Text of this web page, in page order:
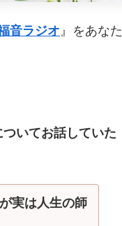
音ラジオ 』をあなた
いてお話していた
実は人生の師